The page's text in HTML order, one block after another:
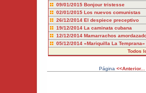
09/01/2015 Bonjour tristesse
02/01/2015 Los nuevos comunistas
26/12/2014 El despiece preceptivo
19/12/2014 La caminata cubana
12/12/2014 Mamarrachos
05/12/2014 «Mariquilla La Temprana»
Todos
Página <<Anterior...